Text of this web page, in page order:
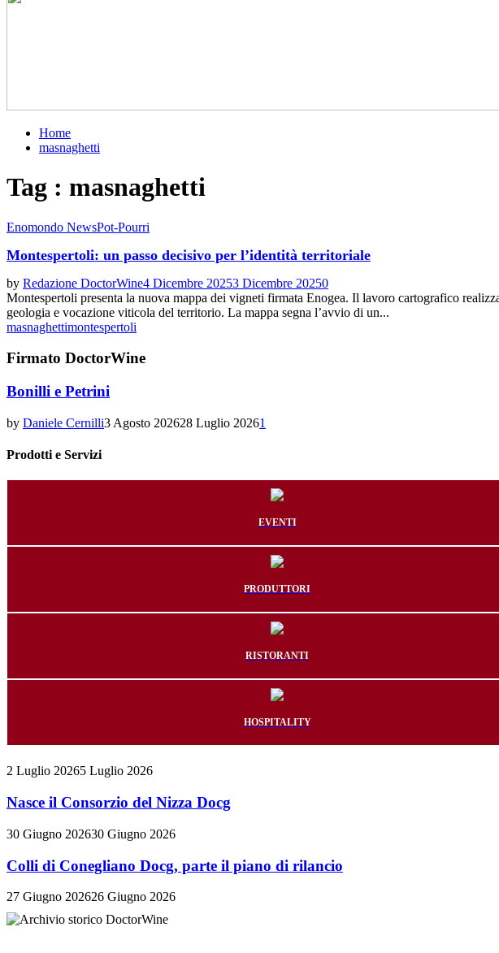
Home
masnaghetti
Tag : masnaghetti
Enomondo NewsPot-Pourri
Montespertoli: un passo decisivo per l’identità territoriale
by Redazione DoctorWine4 Dicembre 20253 Dicembre 20250
Montespertoli presenta la nuova mappa dei vigneti firmata Enogea. Il lavoro cartografico
geologia e vocazione viticola del territorio. La mappa segna l’avvio di un...
masnaghettimontespertoli
Firmato DoctorWine
Bonilli e Petrini
by Daniele Cernilli3 Agosto 202628 Luglio 20261
Prodotti e Servizi
EVENTI
PRODUTTORI
RISTORANTI
HOSPITALITY
2 Luglio 20265 Luglio 2026
Nasce il Consorzio del Nizza Docg
30 Giugno 202630 Giugno 2026
Colli di Conegliano Docg, parte il piano di rilancio
27 Giugno 202626 Giugno 2026